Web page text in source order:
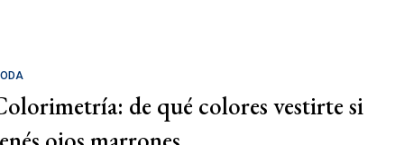
de qué colores vestirte si